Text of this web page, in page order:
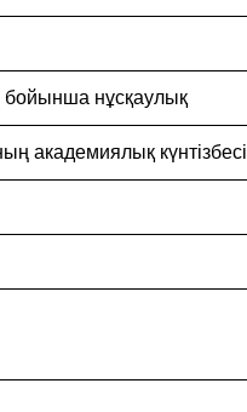
бойынша нұсқаулық
академиялық күнтізбесі